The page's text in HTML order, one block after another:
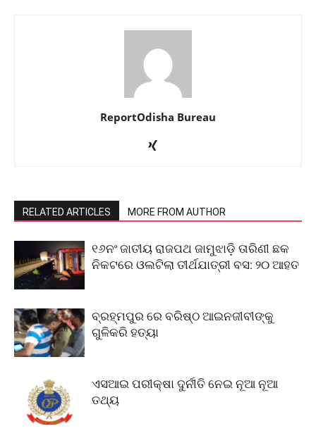
ReportOdisha Bureau
RELATED ARTICLES MORE FROM AUTHOR
୧୬ନଂ ଜାତୀୟ ରାଜପଥ ଜାମୁଝାଡ଼ି ତାରିଣୀ ଛକ
ନିକଟରେ ଓଲଟିଲା ତୀର୍ଥଯାତ୍ରୀ ବସ: ୨୦ ଆହତ
ବ୍ରହ୍ମପୁର ରେ ବରିଷ୍ଠ ଆଇନଜୀବୀଙ୍କୁ
ଗୁଳିକରି ହତ୍ୟା
ଏସଆଇ ପରୀକ୍ଷା ଦୁର୍ନୀତି ନେଇ ନୂଆ ନୂଆ
ତଥ୍ୟ